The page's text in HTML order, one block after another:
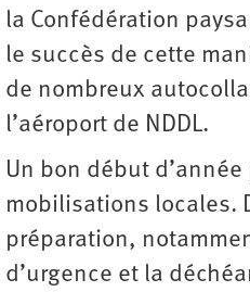
la Confédération
le succès de cette
de nombreux
l’aéroport de NDDL.
Un bon début d’année
mobilisations locales.
préparation,
d’urgence et la